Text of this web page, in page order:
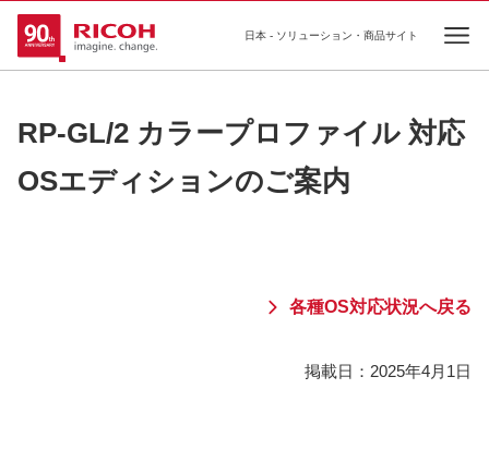
日本 - ソリューション・商品サイト
RP-GL/2 カラープロファイル 対応
OSエディションのご案内
各種OS対応状況へ戻る
掲載日： 2025年4月1日